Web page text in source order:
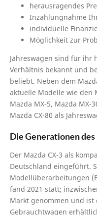
herausragendes
Inzahlungnahme
individuelle
Möglichkeit zur
Jahreswagen sind für ihr
Verhältnis bekannt und
beliebt. Neben dem
aktuelle Modelle wie den
Mazda MX-5, Mazda MX-
Mazda CX-80 als
Die Generationen
Der Mazda CX-3 als
Deutschland eingeführt.
Modellüberarbeitungen
fand 2021 statt;
Markt genommen und ist
Gebrauchtwagen